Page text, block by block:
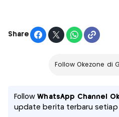
Share
Follow Okezone di
FollowWhatsApp Channel
update berita terbaru setiap